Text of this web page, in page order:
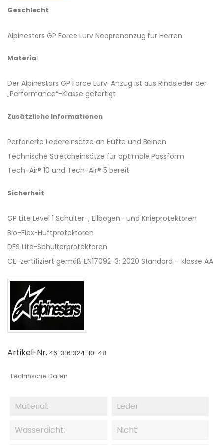
Geschlecht
Alpinestars GP Force Lurv Neoprenanzug für Herren.
Material
Der Alpinestars GP Force Lurv-Anzug ist aus Rindsleder der
„Performance“-Klasse gefertigt
Zusätzliche Informationen
Perforierte Ledereinsätze an Hüfte und Beinen
Technische Stretcheinsätze für optimale Passform
Tech-Air® 10 und Tech-Air® 5 bereit
Sicherheit
GP Lite Level 1 Schulter-, Ellbogen- und Knieprotektoren
Bio-Flex-Hüftprotektoren
DFS Lite-Schulterprotektoren
CE-zertifiziert gemäß EN17092-3: 2020 Standard – Klasse AA
Artikel-Nr. 46-3161324-10-48
Technische Daten
Material: Leder
Wasserdicht: Nicht